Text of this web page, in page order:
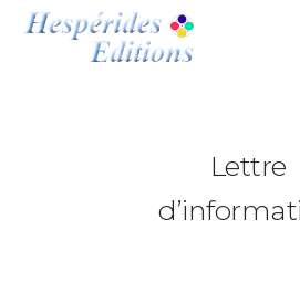
HESPÉRIDES EDITIONS
Lettre